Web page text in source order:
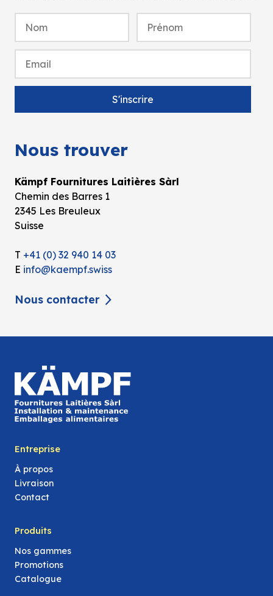
Nous trouver
Kämpf Fournitures Laitières Sàrl
Chemin des Barres 1
2345 Les Breuleux
Suisse
T +41 (0) 32 940 14 03
E info@kaempf.swiss
Nous contacter
Entreprise
À propos
Livraison
Contact
Produits
Nos gammes
Promotions
Catalogue